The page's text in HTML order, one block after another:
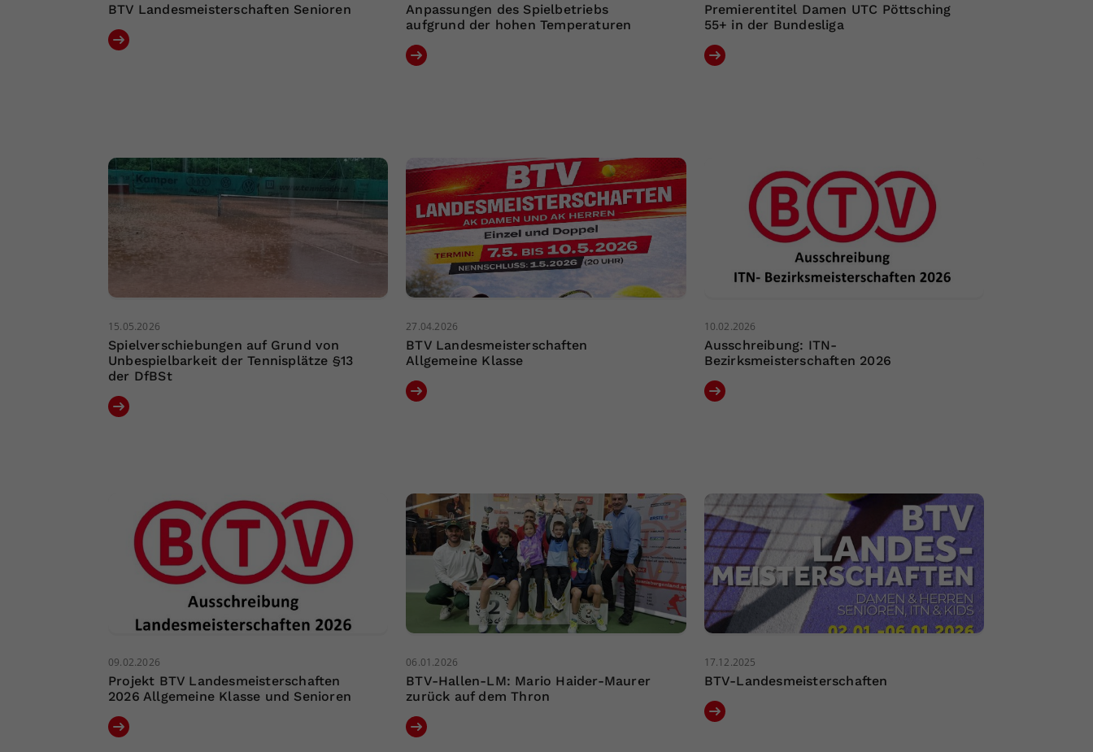
BTV Landesmeisterschaften Senioren
Anpassungen des Spielbetriebs
aufgrund der hohen Temperaturen
Premierentitel Damen UTC Pöttsching
55+ in der Bundesliga
15.05.2026
Spielverschiebungen auf Grund von
Unbespielbarkeit der Tennisplätze §13
der DfBSt
27.04.2026
BTV Landesmeisterschaften
Allgemeine Klasse
10.02.2026
Ausschreibung: ITN-
Bezirksmeisterschaften 2026
09.02.2026
Projekt BTV Landesmeisterschaften
2026 Allgemeine Klasse und Senioren
06.01.2026
BTV-Hallen-LM: Mario Haider-Maurer
zurück auf dem Thron
17.12.2025
BTV-Landesmeisterschaften